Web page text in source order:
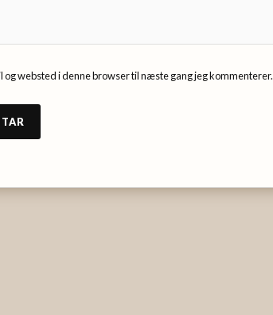
og websted i denne browser til næste gang jeg kommenterer.